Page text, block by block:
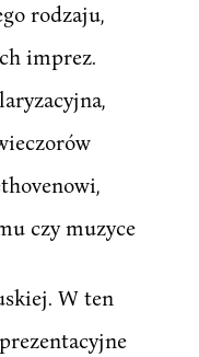
rodzaju,
imprez.
czy muzyce
W ten